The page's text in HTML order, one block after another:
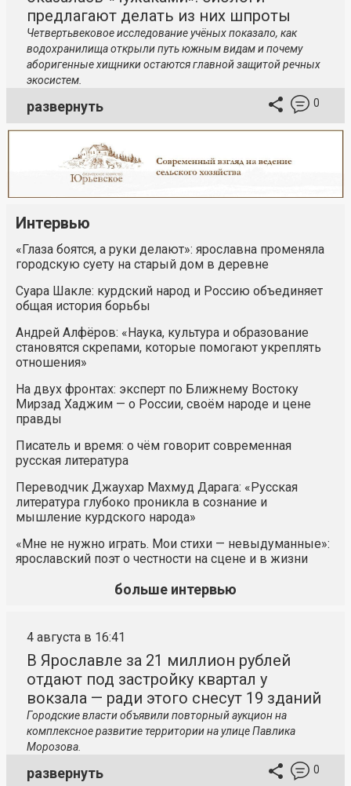
предлагают делать из них шпроты
Четвертьвековое исследование учёных показало, как
водохранилища открыли путь южным видам и почему
аборигенные хищники остаются главной защитой речных
экосистем.
развернуть 0
Интервью
«Глаза боятся, а руки делают»: ярославна променяла
городскую суету на старый дом в деревне
Суара Шакле: курдский народ и Россию объединяет
общая история борьбы
Андрей Алфёров: «Наука, культура и образование
становятся скрепами, которые помогают укреплять
отношения»
На двух фронтах: эксперт по Ближнему Востоку
Мирзад Хаджим — о России, своём народе и цене
правды
Писатель и время: о чём говорит современная
русская литература
Переводчик Джаухар Махмуд Дарага: «Русская
литература глубоко проникла в сознание и
мышление курдского народа»
«Мне не нужно играть. Мои стихи — невыдуманные»:
ярославский поэт о честности на сцене и в жизни
больше интервью
4 августа в 16:41
В Ярославле за 21 миллион рублей
отдают под застройку квартал у
вокзала — ради этого снесут 19 зданий
Городские власти объявили повторный аукцион на
комплексное развитие территории на улице Павлика
Морозова.
развернуть 0